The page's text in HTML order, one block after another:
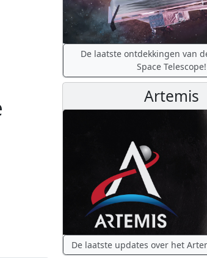
De laatste ontdekkingen van
Space Telescope!
Artemis
De laatste updates over het